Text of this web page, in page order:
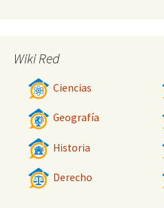
Wiki Red
Ciencias
Geografía
Historia
Derecho